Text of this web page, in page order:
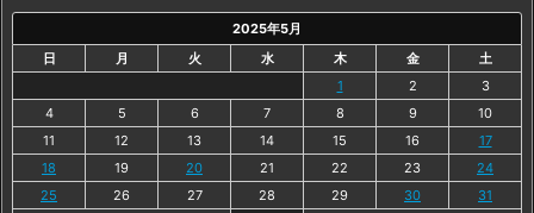
2025年5月
日
月 火 水 木 金 土
1 2
3
4
5 6 7 8 9
10
11
12 13 14 15 16
17
18
19 20 21 22 23
24
25
26 27 28 29 30 31